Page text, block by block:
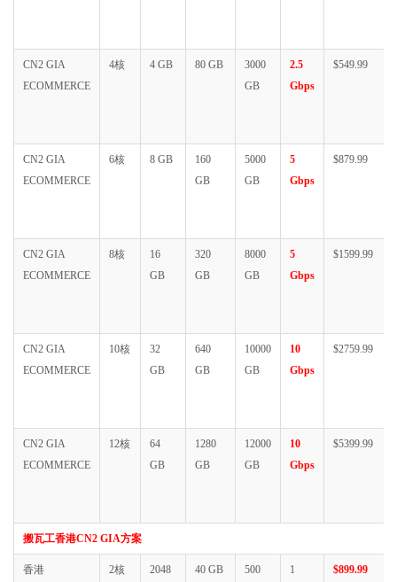
CN2 GIA
ECOMMERCE
4核 4 GB 80 GB
3000
GB
2.5
Gbps
$549.99
CN2 GIA
ECOMMERCE
6核 8 GB
160
GB
5000
GB
5
Gbps
$879.99
CN2 GIA
ECOMMERCE
8核
16
GB
320
GB
8000
GB
5
Gbps
$1599.99
CN2 GIA
ECOMMERCE
10核
32
GB
640
GB
10000
GB
10
Gbps
$2759.99
CN2 GIA
ECOMMERCE
12核
64
GB
1280
GB
12000
GB
10
Gbps
$5399.99
搬瓦工香港CN2 GIA方案
香港 2核
2048
40 GB
500
1
$899.99